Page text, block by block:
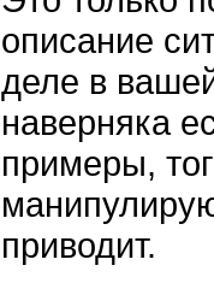
описание
деле в
наверняка
примеры,
приводит.